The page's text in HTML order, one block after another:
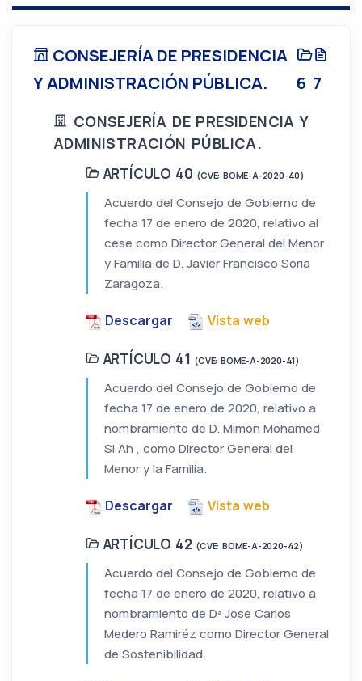
CONSEJERÍA DE PRESIDENCIA
Y ADMINISTRACIÓN PÚBLICA.
6 7
CONSEJERÍA DE PRESIDENCIA Y
ADMINISTRACIÓN PÚBLICA.
ARTÍCULO 40 (CVE: BOME-A-2020-40)
Acuerdo del Consejo de Gobierno de
fecha 17 de enero de 2020, relativo al
cese como Director General del Menor
y Familia de D. Javier Francisco Soria
Zaragoza.
Descargar Vista web
ARTÍCULO 41 (CVE: BOME-A-2020-41)
Acuerdo del Consejo de Gobierno de
fecha 17 de enero de 2020, relativo a
nombramiento de D. Mimon Mohamed
Si Ah , como Director General del
Menor y la Familia.
Descargar Vista web
ARTÍCULO 42 (CVE: BOME-A-2020-42)
Acuerdo del Consejo de Gobierno de
fecha 17 de enero de 2020, relativo a
nombramiento de Dª Jose Carlos
Medero Ramiréz como Director General
de Sostenibilidad.